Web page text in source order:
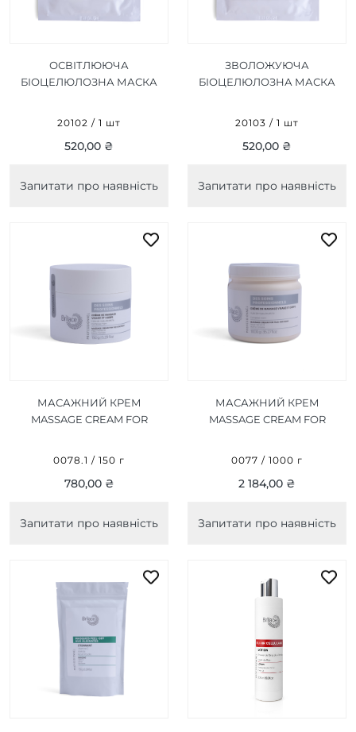
ОСВІТЛЮЮЧА
БІОЦЕЛЮЛОЗНА МАСКА
20102 / 1 шт
520,00 ₴
Запитати про наявність
ЗВОЛОЖУЮЧА
БІОЦЕЛЮЛОЗНА МАСКА
20103 / 1 шт
520,00 ₴
Запитати про наявність
МАСАЖНИЙ КРЕМ
MASSAGE CREAM FOR
0078.1 / 150 г
780,00 ₴
Запитати про наявність
МАСАЖНИЙ КРЕМ
MASSAGE CREAM FOR
0077 / 1000 г
2 184,00 ₴
Запитати про наявність